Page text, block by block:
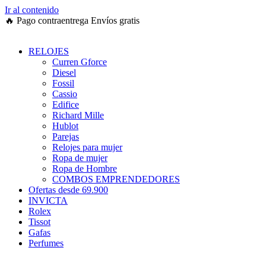
Ir al contenido
🔥 Pago contraentrega Envíos gratis
RELOJES
Curren Gforce
Diesel
Fossil
Cassio
Edifice
Richard Mille
Hublot
Parejas
Relojes para mujer
Ropa de mujer
Ropa de Hombre
COMBOS EMPRENDEDORES
Ofertas desde 69.900
INVICTA
Rolex
Tissot
Gafas
Perfumes